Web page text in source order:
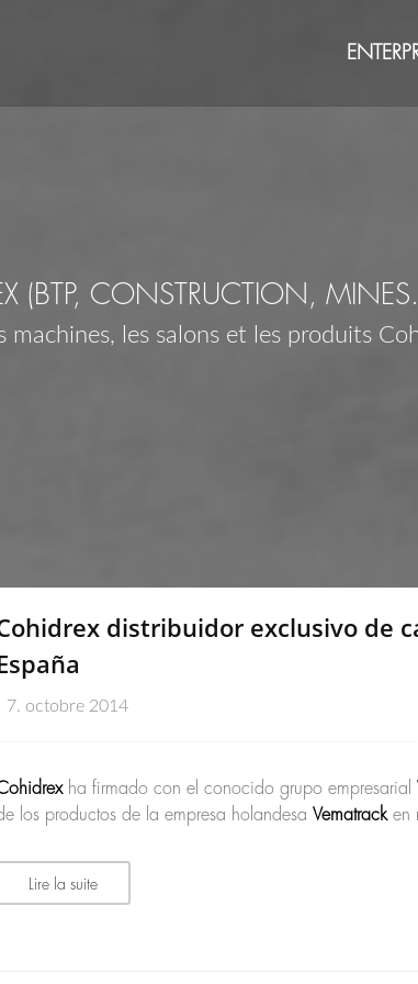
(BTP, CONSTRUCTION,
machines, les salons et les produits
distribuidor exclusivo de
7. octobre 2014
ha firmado con el conocido grupo empresarial
los productos de la empresa holandesa Vematrack en
Lire la suite